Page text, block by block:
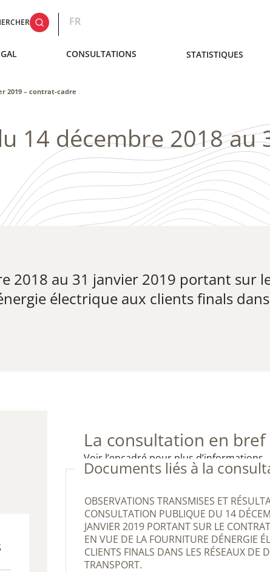
FR
CONSULTATIONS STATISTIQUES
2019 – contrat-cadre
14 décembre 2018 au
2018 au 31 janvier 2019 ​portant sur
électrique aux clients finals
La consultation en bref
Voir l’encadré pour plus d’informations.
Documents liés à la
OBSERVATIONS TRANSMISES ET RÉSULTAT DE LA
CONSULTATION PUBLIQUE DU 14
JANVIER 2019 PORTANT SUR LE
EN VUE DE LA FOURNITURE DÉNERGIE
CLIENTS FINALS DANS LES RÉSEAUX DE
TRANSPORT.